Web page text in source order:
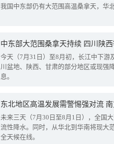
我国中东部仍有大范围高温桑拿天，华
中东部大范围桑拿天持续 四川陕
今天（7月31日）至8月初，长江中下游
川盆地、陕西、甘肃的部分地区或现强
息。
东北地区高温发展需警惕强对流
未来三天（7月30日至8月1日），全国
流性降水。同时，从华北到华南将现大
全天候在线。